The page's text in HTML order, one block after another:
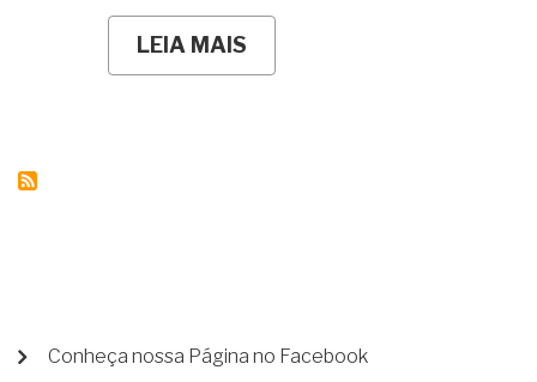
LEIA MAIS
O
CARTÓRIO?
MENU
Conheça nossa Página no Facebook